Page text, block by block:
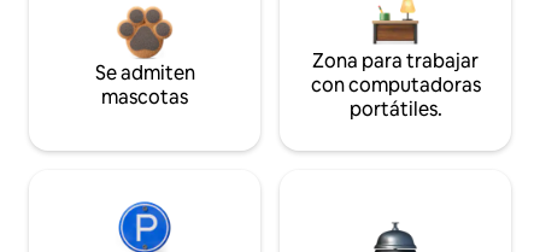
Se admiten
mascotas
Zona para trabajar
con computadoras
portátiles.